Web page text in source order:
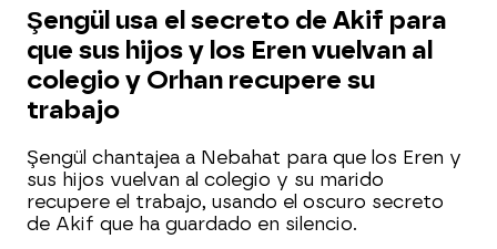
Şengül usa el secreto de Akif para
que sus hijos y los Eren vuelvan al
colegio y Orhan recupere su
trabajo
Şengül chantajea a Nebahat para que los Eren y
sus hijos vuelvan al colegio y su marido
recupere el trabajo, usando el oscuro secreto
de Akif que ha guardado en silencio.